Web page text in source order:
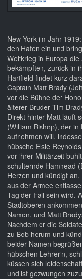
New York im Jahr
den Hafen ein und
Weltkrieg in Europa
bekämpften, zurück in
Hartfield findet kurz
Captain Matt Brady
vor die Bühne der
älterer Bruder Tim
Direkt hinter Matt läuft
(William Bishop), der
aufnehmen will,
hübsche Elsie
vor ihrer Militärzeit
schulternde Hamhead
Herzen und kündigt
aus der Armee
Tag der Fall sein wird.
Stadtoberen
Namen, und Matt
Nachdem er die
zu Bob herum und
beider Namen
hübschen Lehrerin,
küssen sich
und ist gezwungen